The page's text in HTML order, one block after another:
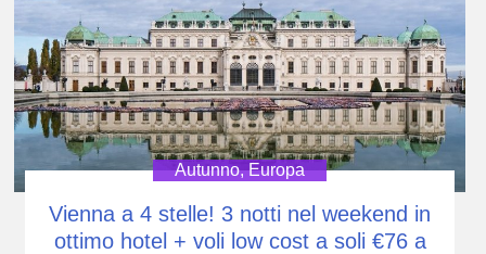
Autunno,Europa
Vienna a 4 stelle! 3 notti nel weekend in
ottimo hotel + voli low cost a soli €76 a